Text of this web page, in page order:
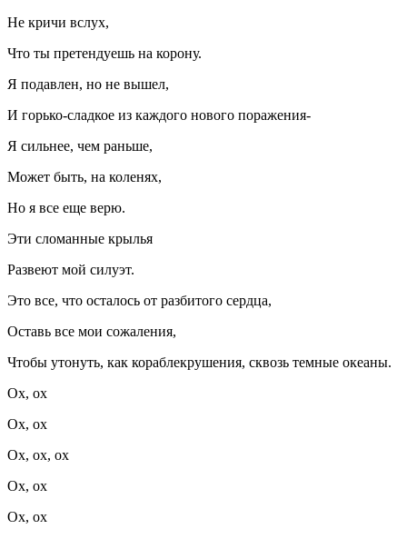
Не кричи вслух,
Что ты претендуешь на корону.
Я подавлен, но не вышел,
И горько-сладкое из каждого нового поражения-
Я сильнее, чем раньше,
Может быть, на коленях,
Но я все еще верю.
Эти сломанные крылья
Развеют мой силуэт.
Это все, что осталось от разбитого сердца,
Оставь все мои сожаления,
Чтобы утонуть, как кораблекрушения, сквозь темные океаны.
Ох, ох
Ох, ох
Ох, ох, ох
Ох, ох
Ох, ох